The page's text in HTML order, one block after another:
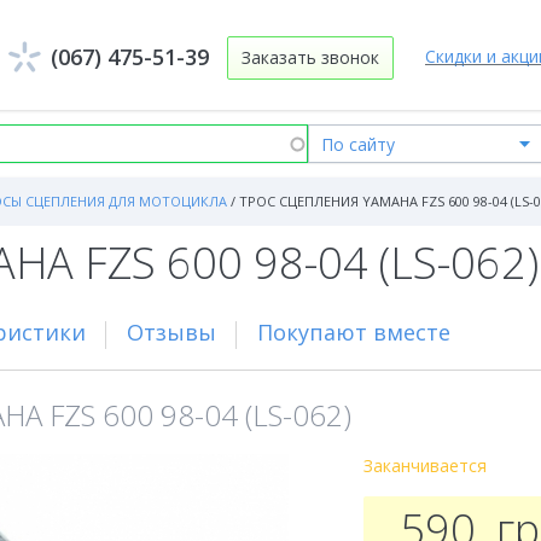
Скидки и
(067) 475-51-39 Заказать звонок
СЦЕПЛЕНИЯ ДЛЯ МОТОЦИКЛА / ТРОС СЦЕПЛЕНИЯ YAMAHA FZS 600 98-04 (LS-
FZS 600 98-04 (LS-062)
Отзывы Покупают вместе
FZS 600 98-04 (LS-062)
Заканчивается